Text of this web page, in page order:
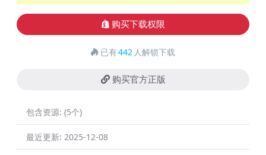
购买下载权限
已有442 人解锁下载
购买官方正版
包含资源: (5个)
最近更新: 2025-12-08